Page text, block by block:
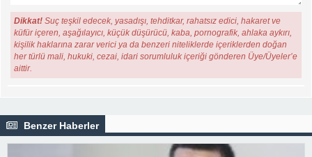
Dikkat! Suç teşkil edecek, yasadışı, tehditkar, rahatsız edici, hakaret ve
küfür içeren, aşağılayıcı, küçük düşürücü, kaba, pornografik, ahlaka aykırı,
kişilik haklarına zarar verici ya da benzeri niteliklerde içeriklerden doğan
her türlü mali, hukuki, cezai, idari sorumluluk içeriği gönderen Üye/Üyeler’e
aittir.
Benzer Haberler